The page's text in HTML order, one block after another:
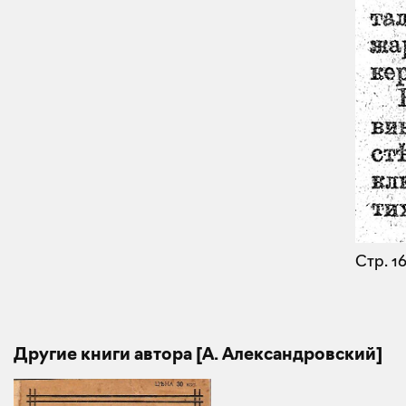
Стр. 16
Другие книги автора [А. Александровский]